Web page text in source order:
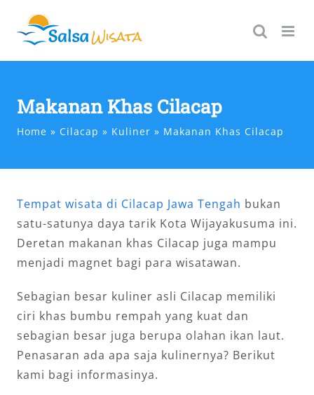
content
Makanan Khas Cilacap
Home Cilacap Kuliner Makanan Khas Cilacap
Tempat wisata di Cilacap Jawa Tengah bukan
satu-satunya daya tarik Kota Wijayakusuma ini.
Deretan makanan khas Cilacap juga mampu
menjadi magnet bagi para wisatawan.
Sebagian besar kuliner asli Cilacap memiliki
ciri khas bumbu rempah yang kuat dan
sebagian besar juga berupa olahan ikan laut.
Penasaran ada apa saja kulinernya? Berikut
kami bagi informasinya.